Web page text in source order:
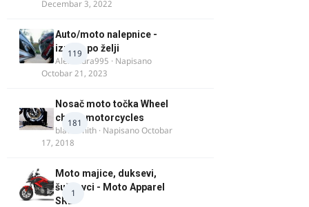
Decembar 3, 2022
119
Auto/moto nalepnice -
izrada po želji
Alexandra995 · Napisano
Octobar 21, 2023
181
Nosač moto točka Wheel
chock motorcycles
blacksmith · NapisanoOctobar
17, 2018
1
Moto majice, duksevi,
šuškavci - Moto Apparel
SRB